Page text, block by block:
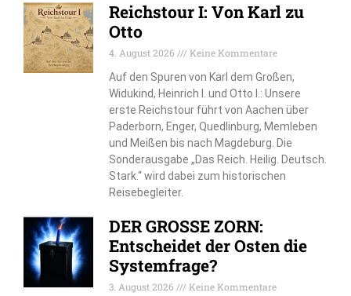
Reichstour I: Von Karl zu
Otto
4. August 2026
Keine Kommentare
Auf den Spuren von Karl dem Großen,
Widukind, Heinrich I. und Otto I.: Unsere
erste Reichstour führt von Aachen über
Paderborn, Enger, Quedlinburg, Memleben
und Meißen bis nach Magdeburg. Die
Sonderausgabe „Das Reich. Heilig. Deutsch.
Stark.“ wird dabei zum historischen
Reisebegleiter.
DER GROSSE ZORN:
Entscheidet der Osten die
Systemfrage?
3. August 2026
Keine Kommentare